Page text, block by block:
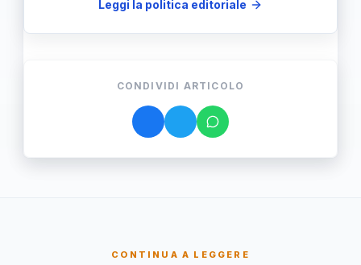
Leggi la politica editoriale
CONDIVIDI ARTICOLO
CONTINUA A LEGGERE